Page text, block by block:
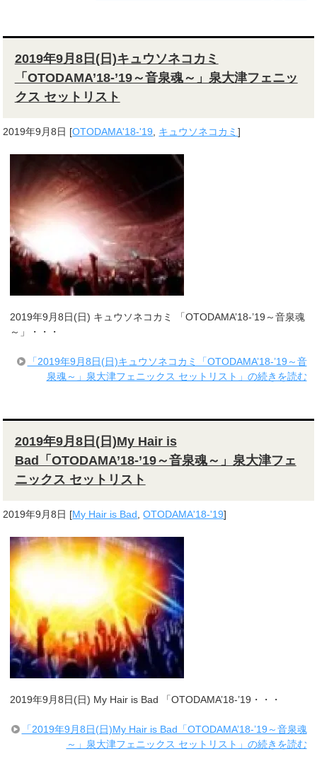
2019年9月8日(日)キュウソネコカミ
「OTODAMA’18-’19～音泉魂～」泉大津フェニッ
クス セットリスト
2019年9月8日 [OTODAMA'18-'19 キュウソネコカミ]
2019年9月8日(日) キュウソネコカミ 「OTODAMA’18-’19～音泉魂
～」・・・
「2019年9月8日(日)キュウソネコカミ「OTODAMA’18-’19～音
泉魂～」泉大津フェニックス セットリスト」の続きを読む
2019年9月8日(日)My Hair is
Bad「OTODAMA’18-’19～音泉魂～」泉大津フェ
ニックス セットリスト
2019年9月8日 [My Hair is Bad,OTODAMA'18-'19]
2019年9月8日(日) My Hair is Bad 「OTODAMA’18-’19・・・
「2019年9月8日(日)My Hair is Bad「OTODAMA’18-’19～音泉魂
～」泉大津フェニックス セットリスト」の続きを読む